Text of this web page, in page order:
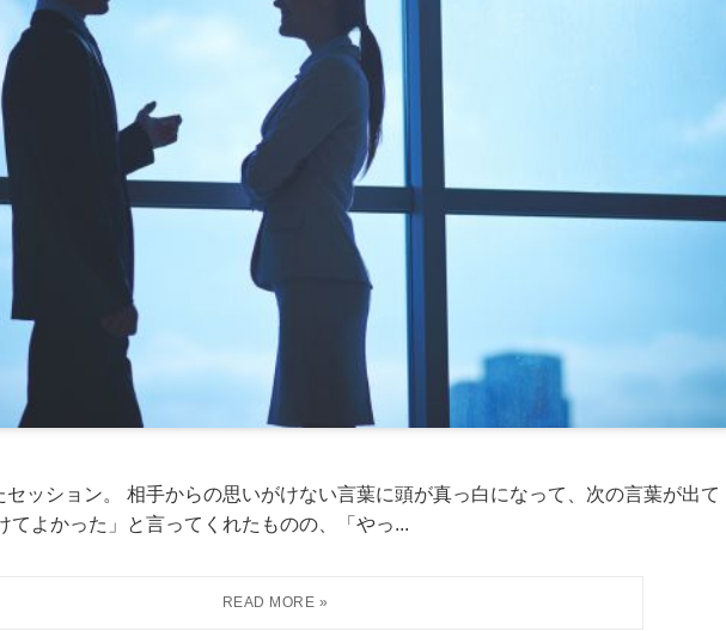
ッション。 相手からの思いがけない言葉に頭が真っ白になって、次の言葉が出て
てよかった」と言ってくれたものの、「やっ...